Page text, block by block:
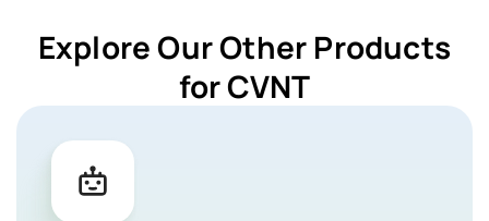
Explore Our Other Products
for CVNT